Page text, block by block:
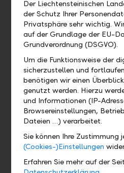
Wo kann ich das QR-
finden?
Wo finde ich mein
Gibt es eine
finde ich sie?
Wo finde ich das
Wo sehe ich welches
Der Liechtensteinischen
der Schutz Ihrer
Privatsphäre sehr wichtig.
auf der Grundlage der EU-
Grundverordnung (DSGVO).
Um die Funktionsweise der
sicherzustellen und
benötigen wir einen
genutzt werden. Hierzu
und Informationen (IP-
Browsereinstellungen,
Dateien …) verarbeitet.
Sie können Ihre Zustimmung
(Cookies-)Einstellungen
Erfahren Sie mehr auf der